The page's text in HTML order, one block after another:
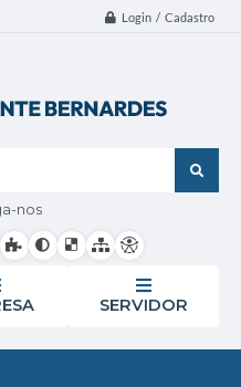
Login / Cadastro
nos
SERVIDOR